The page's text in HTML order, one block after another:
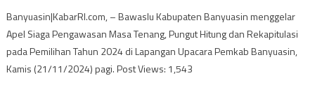
Banyuasin|KabarRI.com, – Bawaslu Kabupaten Banyuasin menggelar
Apel Siaga Pengawasan Masa Tenang, Pungut Hitung dan Rekapitulasi
pada Pemilihan Tahun 2024 di Lapangan Upacara Pemkab Banyuasin,
Kamis (21/11/2024) pagi. Post Views: 1,543